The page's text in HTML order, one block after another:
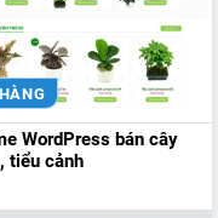
WordPress bán cây
tiểu cảnh